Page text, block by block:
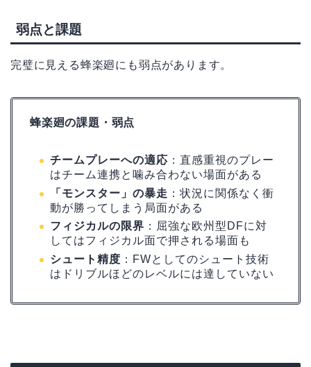
弱点と課題
完璧に見える蜂楽廻にも弱点があります。
蜂楽廻の課題・弱点
チームプレーへの適応 ：直感重視のプレー
はチーム連携と噛み合わない場面がある
「モンスター」の暴走 ：状況に関係なく衝
動が勝ってしまう局面がある
フィジカルの限界 ：屈強な欧州型DFに対
してはフィジカル面で押される場面も
シュート精度 ：FWとしてのシュート技術
はドリブルほどのレベルには達していない